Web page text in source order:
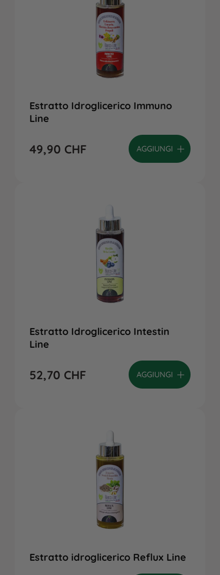
Estratto Idroglicerico Immuno
Line
49,90 CHF AGGIUNGI
Estratto Idroglicerico Intestin
Line
52,70 CHF AGGIUNGI
Estratto idroglicerico Reflux Line